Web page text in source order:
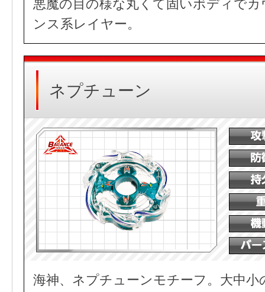
悪魔の目の様な丸くて固いボディで
ンス系レイヤー。
ネプチューン
海神、ネプチューンモチーフ。大中